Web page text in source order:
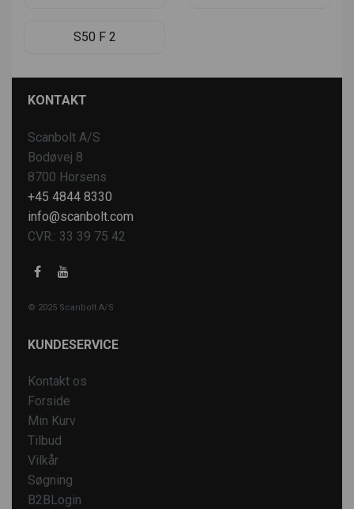
S50 F 2
KONTAKT
Scanbolt A/S
Bodøvej 8
8700 Horsens
+45 4844 8330
info@scanbolt.com
CVR.: 33 39 75 42
© 2025 Scanbolt A/S
KUNDESERVICE
Kontakt os
Forside
Min Kurv
Tilbud
Vilkår
Søgning
B2BLogin